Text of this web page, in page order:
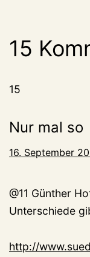
15
15
Nur mal so
16. September
@11 Günther
Unterschiede
http://